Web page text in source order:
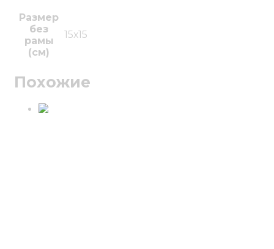
Размер
без
рамы
(см)
15х15
Похожие